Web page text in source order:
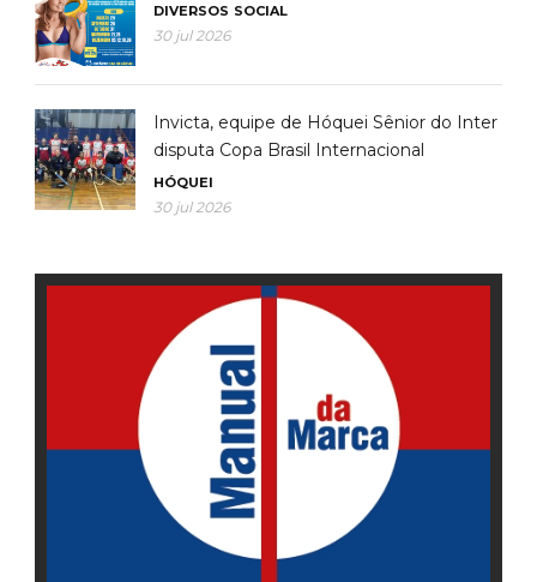
DIVERSOS SOCIAL
30 jul 2026
Invicta, equipe de Hóquei Sênior do Inter
disputa Copa Brasil Internacional
HÓQUEI
30 jul 2026